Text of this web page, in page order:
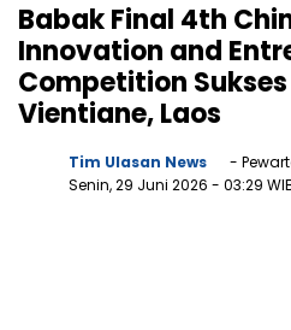
Babak Final 4th
Innovation and
Competition
Vientiane, Laos
Tim Ulasan News
-
Senin, 29 Juni 2026 - 03:29